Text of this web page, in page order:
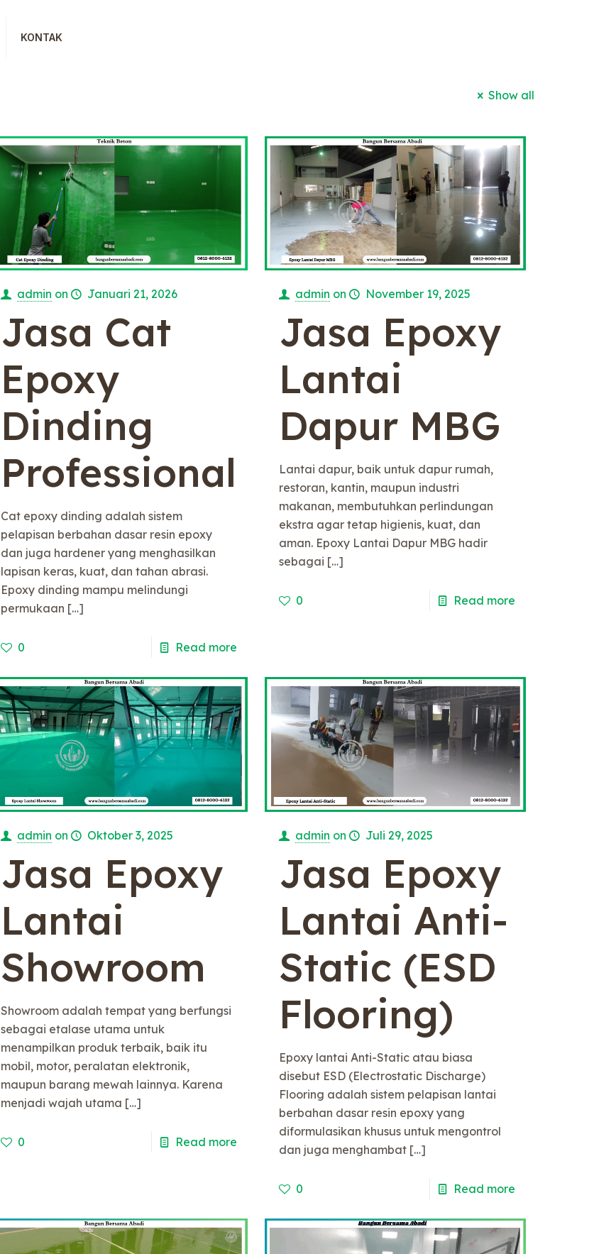
KONTAK
Show all
admin on Januari 21, 2026
Jasa Cat
Epoxy
Dinding
Professional
Cat epoxy dinding adalah sistem
pelapisan berbahan dasar resin epoxy
dan juga hardener yang menghasilkan
lapisan keras, kuat, dan tahan abrasi.
Epoxy dinding mampu melindungi
permukaan […]
0 Read more
admin on November 19, 2025
Jasa Epoxy
Lantai
Dapur MBG
Lantai dapur, baik untuk dapur rumah,
restoran, kantin, maupun industri
makanan, membutuhkan perlindungan
ekstra agar tetap higienis, kuat, dan
aman. Epoxy Lantai Dapur MBG hadir
sebagai […]
0 Read more
admin on Oktober 3, 2025
Jasa Epoxy
Lantai
Showroom
Showroom adalah tempat yang berfungsi
sebagai etalase utama untuk
menampilkan produk terbaik, baik itu
mobil, motor, peralatan elektronik,
maupun barang mewah lainnya. Karena
menjadi wajah utama […]
0 Read more
admin on Juli 29, 2025
Jasa Epoxy
Lantai Anti-
Static (ESD
Flooring)
Epoxy lantai Anti-Static atau biasa
disebut ESD (Electrostatic Discharge)
Flooring adalah sistem pelapisan lantai
berbahan dasar resin epoxy yang
diformulasikan khusus untuk mengontrol
dan juga menghambat[…]
0 Read more